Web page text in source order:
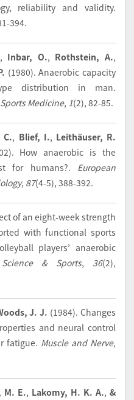
reliability and validity.
394.
, Inbar, O., Rothstein, A.,
(1980).Anaerobic capacity
distribution in man.
Medicine, 1(2), 82-85.
C., Blief, I., Leithäuser, R.
How anaerobic is the
for humans?. European
, 87(4-5), 388-392.
of an eight-week strength
with functional sports
players’ anaerobic
Science & Sports, 36(2),
J. J. (1984).Changes
and neural control
fatigue. Muscle and Nerve,
M. E., Lakomy, H. K. A., &